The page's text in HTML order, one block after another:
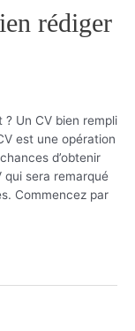
rédiger
Un CV bien rempli
est une opération
d’obtenir
qui sera remarqué
Commencez par